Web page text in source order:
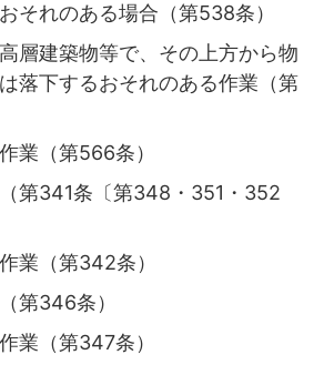
それのある場合（第538条）
層建築物等で、その上方から物
落下するおそれのある作業（第
業（第566条）
第341条〔第348・351・352
業（第342条）
第346条）
業（第347条）